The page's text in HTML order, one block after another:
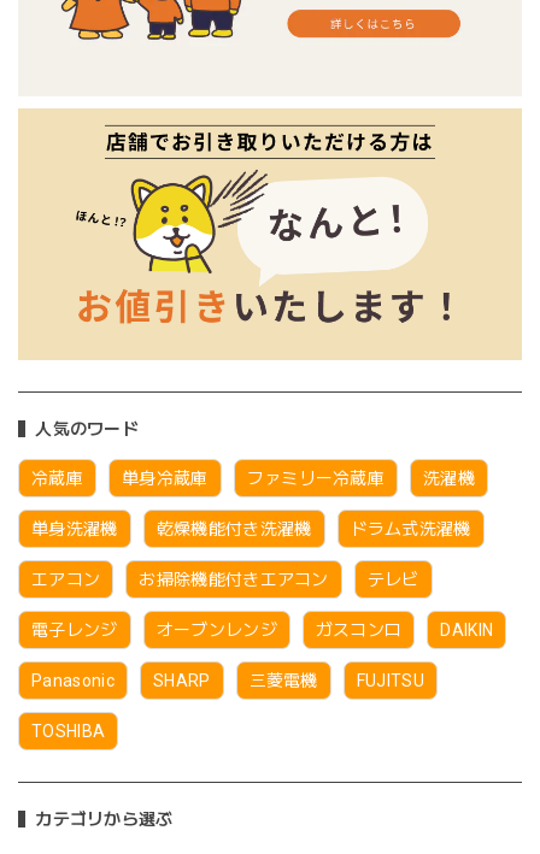
人気のワード
冷蔵庫 単身冷蔵庫 ファミリー冷蔵庫 洗濯機
単身洗濯機 乾燥機能付き洗濯機 ドラム式洗濯機
エアコン お掃除機能付きエアコン テレビ
電子レンジ オーブンレンジ ガスコンロ DAIKIN
Panasonic SHARP 三菱電機 FUJITSU
TOSHIBA
カテゴリから選ぶ